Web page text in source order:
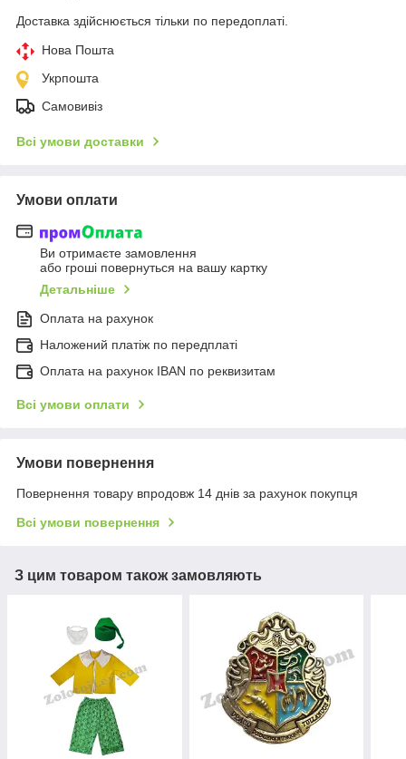
Доставка здійснюється тільки по передоплаті.
Нова Пошта
Укрпошта
Самовивіз
Всі умови доставки
Умови оплати
Ви отримаєте замовлення
або гроші повернуться на вашу картку
Детальніше
Оплата на рахунок
Наложений платіж по передплаті
Оплата на рахунок IBAN по реквизитам
Всі умови оплати
Умови повернення
Повернення товару впродовж 14 днів за рахунок покупця
Всі умови повернення
З цим товаром також замовляють